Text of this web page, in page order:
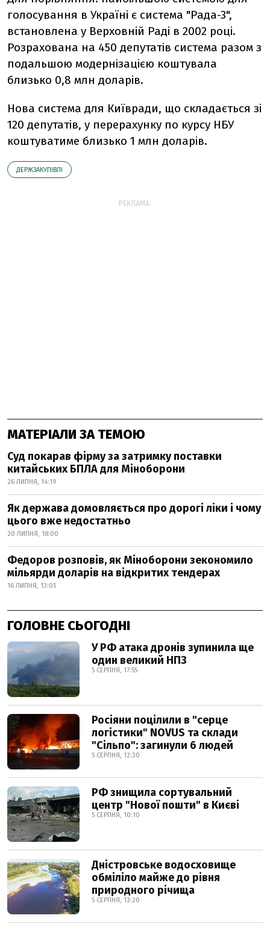
голосування в Україні є система "Рада-3",
встановлена у Верховній Раді в 2002 році.
Розрахована на 450 депутатів система разом з
подальшою модернізацією коштувала
близько 0,8 млн доларів.
Нова система для Київради, що складається зі
120 депутатів, у перерахунку по курсу НБУ
коштуватиме близько 1 млн доларів.
ДЕРЖЗАКУПІВЛІ
РЕКЛАМА:
МАТЕРІАЛИ ЗА ТЕМОЮ
Суд покарав фірму за затримку поставки
китайських БПЛА для Міноборони
26 ЛИПНЯ, 14:19
Як держава домовляється про дорогі ліки і чому
цього вже недостатньо
20 ЛИПНЯ, 18:00
Федоров розповів, як Міноборони зекономило
мільярди доларів на відкритих тендерах
16 ЛИПНЯ, 13:05
ГОЛОВНЕ СЬОГОДНІ
У РФ атака дронів зупинила ще
один великий НПЗ
5 СЕРПНЯ, 17:55
Росіяни поцілили в "серце
логістики" NOVUS та склади
"Сільпо": загинули 6 людей
5 СЕРПНЯ, 12:30
РФ знищила сортувальний
центр "Нової пошти" в Києві
5 СЕРПНЯ, 10:10
Дністровське водосховище
обміліло майже до рівня
природного річища
5 СЕРПНЯ, 13:20